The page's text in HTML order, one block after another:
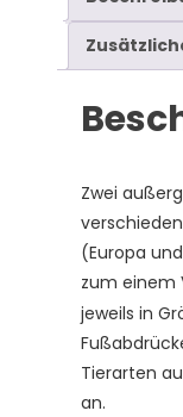
/
Europa",
Version
Zwei
(Europa
zum einem
jeweils in
Tierarten
an.